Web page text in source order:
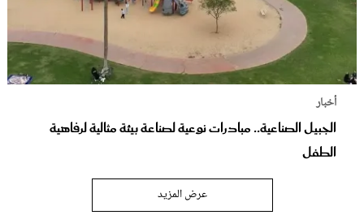
أخبار
الجبيل الصناعية.. مبادرات نوعية لصناعة بيئة مثالية لرفاهية
الطفل
عرض المزيد